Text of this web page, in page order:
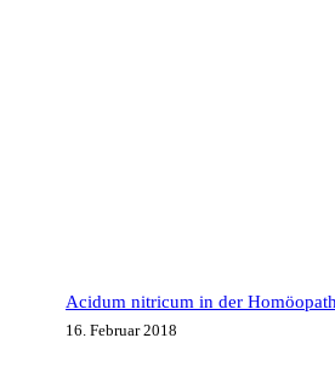
Acidum nitricum in der
16. Februar 2018